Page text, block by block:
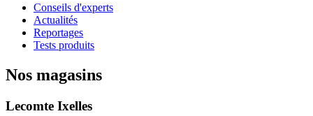
Conseils d'experts
Actualités
Reportages
Tests produits
Nos magasins
Lecomte Ixelles